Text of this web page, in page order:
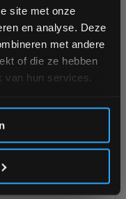
site met onze
en analyse. Deze
met andere
of die ze hebben
hun services.
Vergelijk
ASX-2000 3-in-1
deals en meer
op je eerstvolgende
de korting